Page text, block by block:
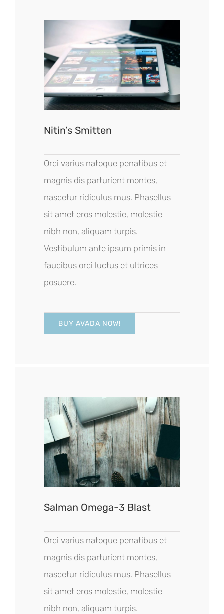
Nitin’s Smitten
Orci varius natoque penatibus et
magnis dis parturient montes,
nascetur ridiculus mus. Phasellus
sit amet eros molestie, molestie
nibh non, aliquam turpis.
Vestibulum ante ipsum primis in
faucibus orci luctus et ultrices
posuere.
BUY AVADA NOW!
Salman Omega-3 Blast
Orci varius natoque penatibus et
magnis dis parturient montes,
nascetur ridiculus mus. Phasellus
sit amet eros molestie, molestie
nibh non, aliquam turpis.